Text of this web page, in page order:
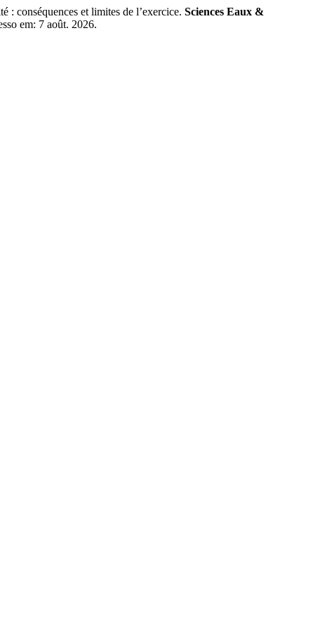
conséquences et limites de l’exercice. Sciences Eaux &
em: 7 août. 2026.